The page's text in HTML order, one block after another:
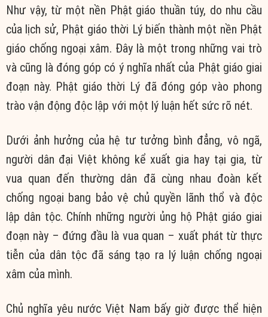
Như vậy, từ một nền Phật giáo thuần túy, do nhu cầu
của lịch sử, Phật giáo thời Lý biến thành một nền Phật
giáo chống ngoại xâm. Đây là một trong những vai trò
và cũng là đóng góp có ý nghĩa nhất của Phật giáo giai
đoạn này. Phật giáo thời Lý đã đóng góp vào phong
trào vận động độc lập với một lý luận hết sức rõ nét.
Dưới ảnh hưởng của hệ tư tưởng bình đẳng, vô ngã,
người dân đại Việt không kể xuất gia hay tại gia, từ
vua quan đến thường dân đã cùng nhau đoàn kết
chống ngoại bang bảo vệ chủ quyền lãnh thổ và độc
lập dân tộc. Chính những người ủng hộ Phật giáo giai
đoạn này – đứng đầu là vua quan – xuất phát từ thực
tiễn của dân tộc đã sáng tạo ra lý luận chống ngoại
xâm của mình.
Chủ nghĩa yêu nước Việt Nam bấy giờ được thể hiện